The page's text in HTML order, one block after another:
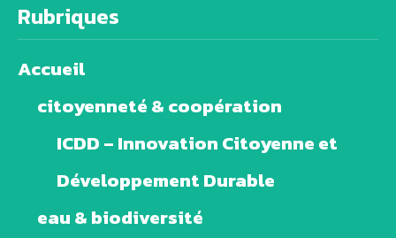
Rubriques
Accueil
citoyenneté & coopération
ICDD – Innovation Citoyenne et
Développement Durable
eau & biodiversité